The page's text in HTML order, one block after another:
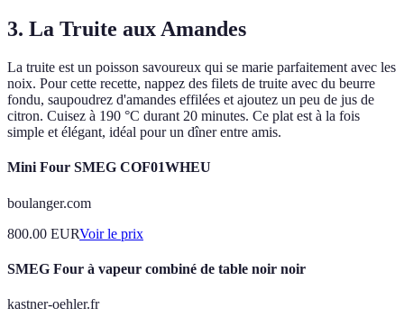
3. La Truite aux Amandes
La truite est un poisson savoureux qui se marie parfaitement avec les
noix. Pour cette recette, nappez des filets de truite avec du beurre
fondu, saupoudrez d'amandes effilées et ajoutez un peu de jus de
citron. Cuisez à 190 °C durant 20 minutes. Ce plat est à la fois
simple et élégant, idéal pour un dîner entre amis.
Mini Four SMEG COF01WHEU
boulanger.com
800.00 EURVoir le prix
SMEG Four à vapeur combiné de table noir noir
kastner-oehler.fr